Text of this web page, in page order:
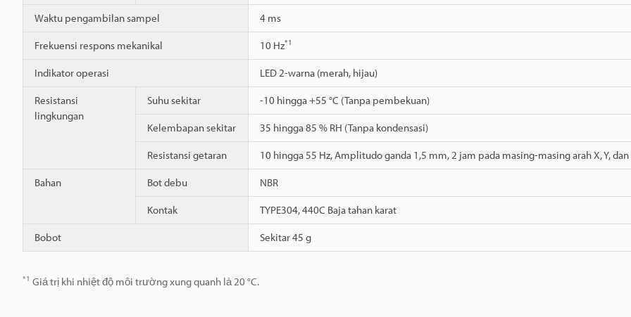
Waktu pengambilan sampel 4 ms
Frekuensi respons mekanikal 10 Hz*1
Indikator operasi LED 2-warna (merah, hijau)
Resistansi
lingkungan
Suhu sekitar -10 hingga +55 °C (Tanpa pembekuan)
Kelembapan sekitar 35 hingga 85 % RH (Tanpa kondensasi)
Resistansi getaran 10 hingga 55 Hz, Amplitudo ganda 1,5 mm, 2 jam pada masing-masing arah X, Y, dan
Bahan Bot debu NBR
Kontak TYPE304, 440C Baja tahan karat
Bobot Sekitar 45 g
*1 Giá trị khi nhiệt độ môi trường xung quanh là 20 °C.